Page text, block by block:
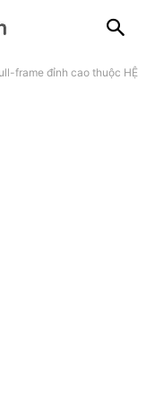
frame đỉnh cao thuộc HỆ